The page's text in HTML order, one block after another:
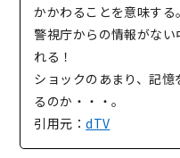
かかわることを意味する。
警視庁からの情報がな
れる！
ショックのあまり、記
るのか・・・。
引用元：dTV